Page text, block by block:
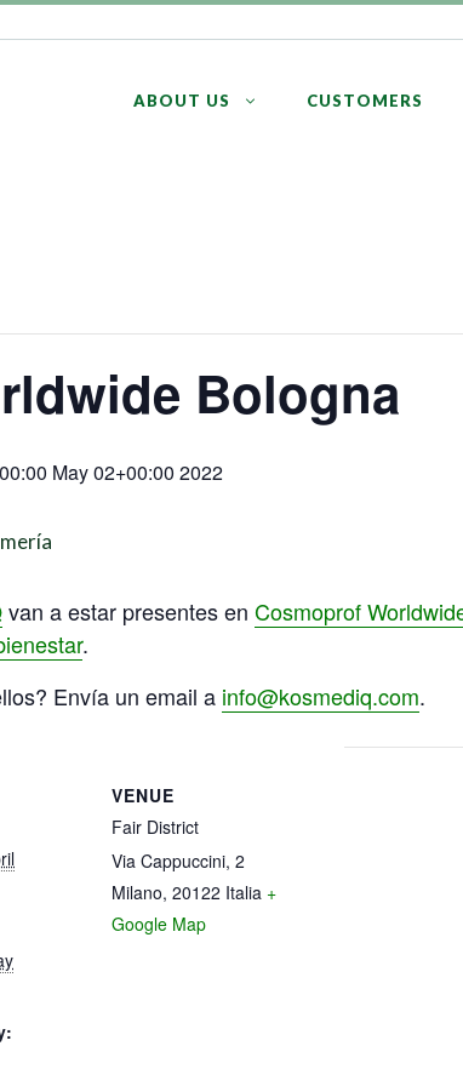
ABOUT US CUSTOMERS
Bologna
May 02+00:00 2022
van a estar presentes en Cosmoprof
.
Envía un email a info@kosmediq.com.
VENUE
Fair District
Via Cappuccini, 2
Milano, 20122 Italia +
Google Map